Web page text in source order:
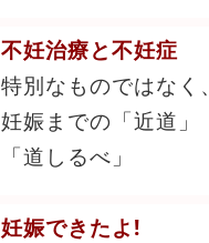
不妊治療と不妊症
特別なものではなく、
妊娠までの「近道」
「道しるべ」
妊娠できたよ!